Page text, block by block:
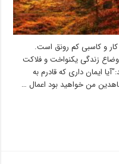
کار و کاسبی کم رونق است.
زندگی یکنواخت و فلاکت
ایمان داری که قادرم به
من خواهید بود اعمال …